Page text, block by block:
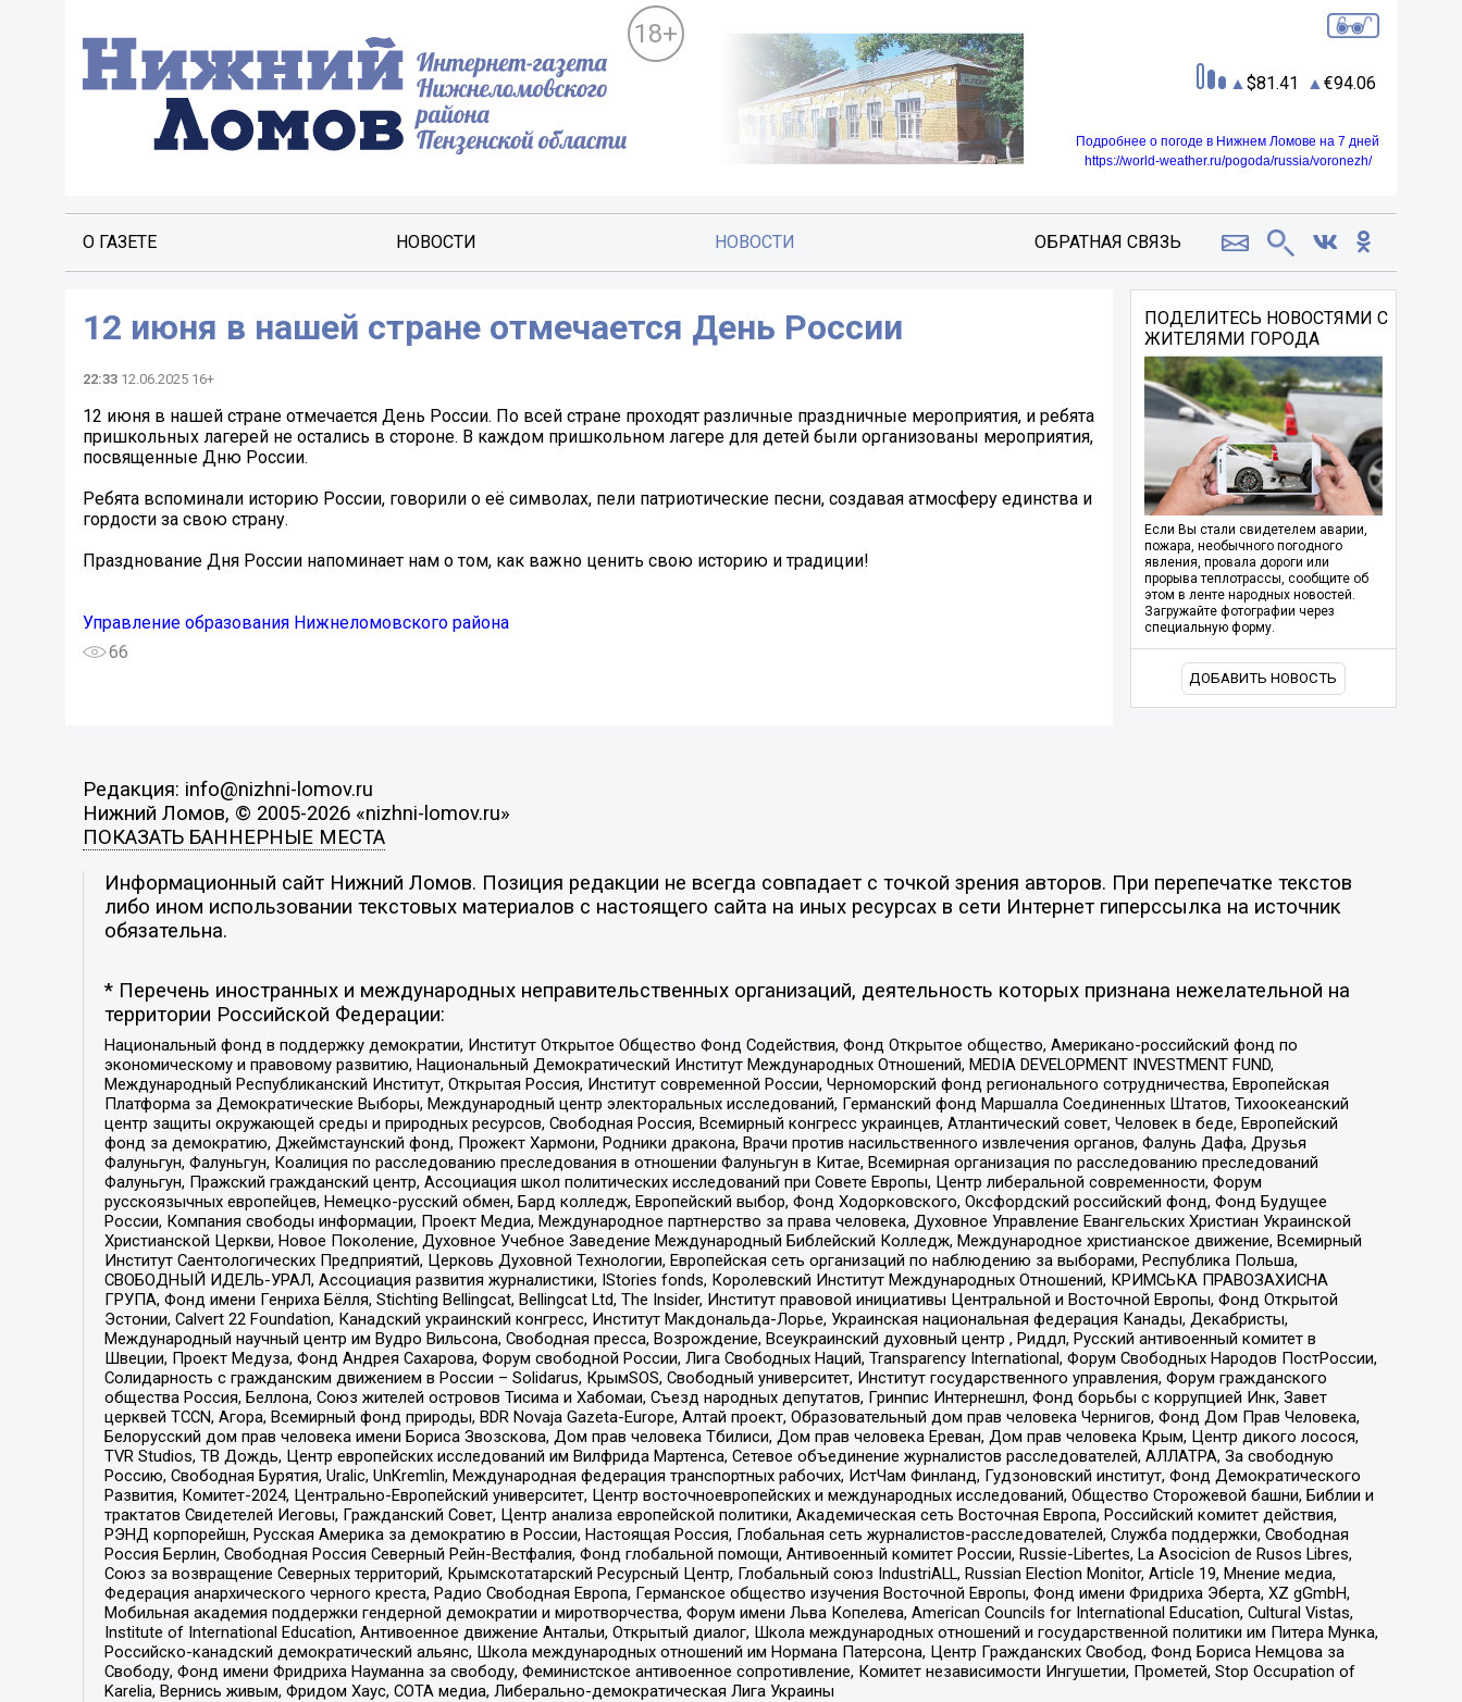
18+
81.41 94.06
Подробнее о погоде в Нижнем Ломове на 7 дней
https://world-weather.ru/pogoda/russia/voronezh/
О ГАЗЕТЕ НОВОСТИ НОВОСТИ ОБРАТНАЯ СВЯЗЬ
12 июня в нашей стране отмечается День России
22:33 12.06.2025 16+
12 июня в нашей стране отмечается День России. По всей стране проходят различные праздничные мероприятия, и ребята
пришкольных лагерей не остались в стороне. В каждом пришкольном лагере для детей были организованы мероприятия,
посвященные Дню России.
Ребята вспоминали историю России, говорили о её символах, пели патриотические песни, создавая атмосферу единства и
гордости за свою страну.
Празднование Дня России напоминает нам о том, как важно ценить свою историю и традиции!
Управление образования Нижнеломовского района
66
ПОДЕЛИТЕСЬ НОВОСТЯМИ С
ЖИТЕЛЯМИ ГОРОДА
Если Вы стали свидетелем аварии,
пожара, необычного погодного
явления, провала дороги или
прорыва теплотрассы, сообщите об
этом в ленте народных новостей.
Загружайте фотографии через
специальную форму.
ДОБАВИТЬ НОВОСТЬ
Редакция: info@nizhni-lomov.ru
Нижний Ломов, © 2005-2026 «nizhni-lomov.ru»
ПОКАЗАТЬ БАННЕРНЫЕ МЕСТА
Информационный сайт Нижний Ломов. Позиция редакции не всегда совпадает с точкой зрения авторов. При перепечатке текстов
либо ином использовании текстовых материалов с настоящего сайта на иных ресурсах в сети Интернет гиперссылка на источник
обязательна.
* Перечень иностранных и международных неправительственных организаций, деятельность которых признана нежелательной на
территории Российской Федерации:
Национальный фонд в поддержку демократии, Институт Открытое Общество Фонд Содействия, Фонд Открытое общество, Американо-российский фонд по
экономическому и правовому развитию, Национальный Демократический Институт Международных Отношений, MEDIA DEVELOPMENT INVESTMENT FUND,
Международный Республиканский Институт, Открытая Россия, Институт современной России, Черноморский фонд регионального сотрудничества, Европейская
Платформа за Демократические Выборы, Международный центр электоральных исследований, Германский фонд Маршалла Соединенных Штатов, Тихоокеанский
центр защиты окружающей среды и природных ресурсов, Свободная Россия, Всемирный конгресс украинцев, Атлантический совет, Человек в беде, Европейский
фонд за демократию, Джеймстаунский фонд, Прожект Хармони, Родники дракона, Врачи против насильственного извлечения органов, Фалунь Дафа, Друзья
Фалуньгун, Фалуньгун, Коалиция по расследованию преследования в отношении Фалуньгун в Китае, Всемирная организация по расследованию преследований
Фалуньгун, Пражский гражданский центр, Ассоциация школ политических исследований при Совете Европы, Центр либеральной современности, Форум
русскоязычных европейцев, Немецко-русский обмен, Бард колледж, Европейский выбор, Фонд Ходорковского, Оксфордский российский фонд, Фонд Будущее
России, Компания свободы информации, Проект Медиа, Международное партнерство за права человека, Духовное Управление Евангельских Христиан Украинской
Христианской Церкви, Новое Поколение, Духовное Учебное Заведение Международный Библейский Колледж, Международное христианское движение, Всемирный
Институт Саентологических Предприятий, Церковь Духовной Технологии, Европейская сеть организаций по наблюдению за выборами, Республика Польша,
СВОБОДНЫЙ ИДЕЛЬ-УРАЛ, Ассоциация развития журналистики, IStories fonds, Королевский Институт Международных Отношений, КРИМСЬКА ПРАВОЗАХИСНА
ГРУПА, Фонд имени Генриха Бёлля, Stichting Bellingcat, Bellingcat Ltd, The Insider, Институт правовой инициативы Центральной и Восточной Европы, Фонд Открытой
Эстонии, Calvert 22 Foundation, Канадский украинский конгресс, Институт Макдональда-Лорье, Украинская национальная федерация Канады, Декабристы,
Международный научный центр им Вудро Вильсона, Свободная пресса, Возрождение, Всеукраинский духовный центр , Риддл, Русский антивоенный комитет в
Швеции, Проект Медуза, Фонд Андрея Сахарова, Форум свободной России, Лига Свободных Наций, Transparеncy International, Форум Свободных Народов ПостРоссии,
Солидарность с гражданским движением в России – Solidarus, КрымSOS, Свободный университет, Институт государственного управления, Форум гражданского
общества Россия, Беллона, Союз жителей островов Тисима и Хабомаи, Съезд народных депутатов, Гринпис Интернешнл, Фонд борьбы с коррупцией Инк, Завет
церквей TCCN, Агора, Всемирный фонд природы, BDR Novaja Gazeta-Europe, Алтай проект, Образовательный дом прав человека Чернигов, Фонд Дом Прав Человека,
Белорусский дом прав человека имени Бориса Звозскова, Дом прав человека Тбилиси, Дом прав человека Ереван, Дом прав человека Крым, Центр дикого лосося,
TVR Studios, ТВ Дождь, Центр европейских исследований им Вилфрида Мартенса, Сетевое объединение журналистов расследователей, АЛЛАТРА, За свободную
Россию, Свободная Бурятия, Uralic, UnKremlin, Международная федерация транспортных рабочих, ИстЧам Финланд, Гудзоновский институт, Фонд Демократического
Развития, Комитет-2024, Центрально-Европейский университет, Центр восточноевропейских и международных исследований, Общество Сторожевой башни, Библии и
трактатов Свидетелей Иеговы, Гражданский Совет, Центр анализа европейской политики, Академическая сеть Восточная Европа, Российский комитет действия,
РЭНД корпорейшн, Русская Америка за демократию в России, Настоящая Россия, Глобальная сеть журналистов-расследователей, Служба поддержки, Свободная
Россия Берлин, Свободная Россия Северный Рейн-Вестфалия, Фонд глобальной помощи, Антивоенный комитет России, Russie-Libertes, La Asocicion de Rusos Libres,
Союз за возвращение Северных территорий, Крымскотатарский Ресурсный Центр, Глобальный союз IndustriALL, Russian Election Monitor, Article 19, Мнение медиа,
Федерация анархического черного креста, Радио Свободная Европа, Германское общество изучения Восточной Европы, Фонд имени Фридриха Эберта, XZ gGmbH,
Мобильная академия поддержки гендерной демократии и миротворчества, Форум имени Льва Копелева, American Councils for International Education, Cultural Vistas,
Institute of International Education, Антивоенное движение Антальи, Открытый диалог, Школа международных отношений и государственной политики им Питера Мунка,
Российско-канадский демократический альянс, Школа международных отношений им Нормана Патерсона, Центр Гражданских Свобод, Фонд Бориса Немцова за
Свободу, Фонд имени Фридриха Науманна за свободу, Феминистское антивоенное сопротивление, Комитет независимости Ингушетии, Прометей, Stop Occupation of
Karelia, Вернись живым, Фридом Хаус, СОТА медиа, Либерально-демократическая Лига Украины